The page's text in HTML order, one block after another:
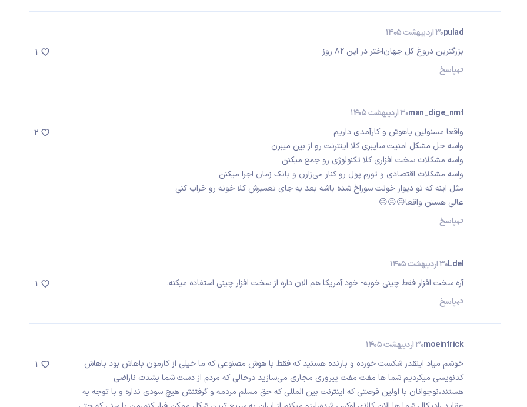
pulad30 اردیبهشت 1405
بزرگترین دروغ کل جهان‌اختر در این ۸۲ روز
پاسخ
1
man_dige_nmt30 اردیبهشت 1405
واقعا مسئولین باهوش و کارآمدی داریم
واسه حل مشکل امنیت سایبری کلا اینترنت رو از بین میبرن
واسه مشکلات سخت افزاری کلا تکنولوژی رو جمع میکنن
واسه مشکلات اقتصادی و تورم پول رو کنار می‌زارن و بانک زمان اجرا میکنن
مثل اینه که تو دیوار خونت سوراخ شده باشه بعد به جای تعمیرش کلا خونه رو خراب کنی
عالی هستن واقعا😐😐😐
پاسخ
2
Ldel30 اردیبهشت 1405
آره سخت افزار فقط چینی خوبه- خود آمریکا هم الان داره از سخت افزار چینی استفاده میکنه.
پاسخ
1
moeintrick30 اردیبهشت 1405
خوشم میاد اینقدر شکست خورده و بازنده هستید که فقط با هوش مصنوعی که ما خیلی از کارمون باهاش بود باهاش
کدنویسی میکردیم شما ها مفت مفت پیروزی مجازی می‌سازید درحالی که مردم از دست شما بشدت ناراضی
هستند،نوجوانان با اولین فرصتی که اینترنت بین المللی که حق مسلم مردمه و گرفتنش هیچ سودی نداره و با توجه به
1